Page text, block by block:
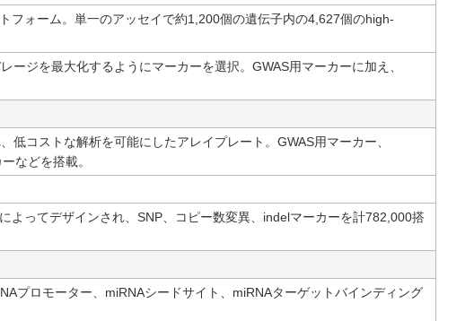
フォーム。単一のアッセイで約1,200個の遺伝子内の4,627個のhigh-
ジを最大化するようにマーカーを選択。GWAS用マーカーに加え、
コストな解析を可能にしたアレイプレート。GWAS用マーカー、
などを搭載。
ってデザインされ、SNP、コピー数変異、indelマーカーを計782,000搭
プロモーター、miRNAシードサイト、miRNAターゲットバインディング